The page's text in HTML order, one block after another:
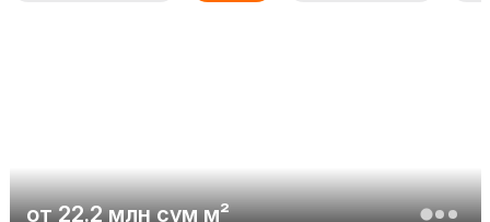
от22.2 млн сумм²